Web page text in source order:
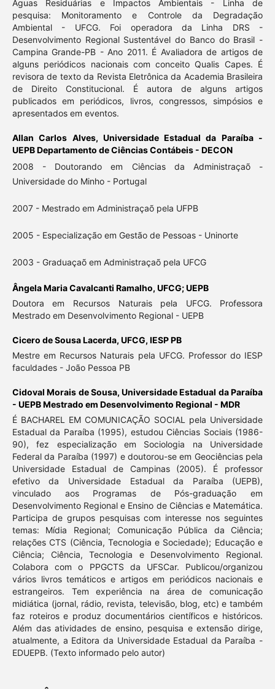
Águas Residuárias e Impactos Ambientais - Linha de
pesquisa: Monitoramento e Controle da Degradação
Ambiental - UFCG. Foi operadora da Linha DRS -
Desenvolvimento Regional Sustentável do Banco do Brasil -
Campina Grande-PB - Ano 2011. É Avaliadora de artigos de
alguns periódicos nacionais com conceito Qualis Capes. É
revisora de texto da Revista Eletrônica da Academia Brasileira
de Direito Constitucional. É autora de alguns artigos
publicados em periódicos, livros, congressos, simpósios e
apresentados em eventos.
Allan Carlos Alves, Universidade Estadual da Paraíba -
UEPB Departamento de Ciências Contábeis - DECON
2008 - Doutorando em Ciências da Administraçaõ -
Universidade do Minho - Portugal
2007 - Mestrado em Administraçaõ pela UFPB
2005 - Especialização em Gestão de Pessoas - Uninorte
2003 - Graduaçaõ em Administraçaõ pela UFCG
Ângela Maria Cavalcanti Ramalho, UFCG; UEPB
Doutora em Recursos Naturais pela UFCG. Professora
Mestrado em Desenvolvimento Regional - UEPB
Cicero de Sousa Lacerda, UFCG, IESP PB
Mestre em Recursos Naturais pela UFCG. Professor do IESP
faculdades - João Pessoa PB
Cidoval Morais de Sousa,Universidade Estadual da Paraíba
- UEPB Mestrado em Desenvolvimento Regional - MDR
É BACHAREL EM COMUNICAÇÃO SOCIAL pela Universidade
Estadual da Paraíba (1995), estudou Ciências Sociais (1986-
90), fez especialização em Sociologia na Universidade
Federal da Paraíba (1997) e doutorou-se em Geociências pela
Universidade Estadual de Campinas (2005). É professor
efetivo da Universidade Estadual da Paraíba (UEPB),
vinculado aos Programas de Pós-graduação em
Desenvolvimento Regional e Ensino de Ciências e Matemática.
Participa de grupos pesquisas com interesse nos seguintes
temas: Mídia Regional; Comunicação Pública da Ciência;
relações CTS (Ciência, Tecnologia e Sociedade); Educação e
Ciência; Ciência, Tecnologia e Desenvolvimento Regional.
Colabora com o PPGCTS da UFSCar. Publicou/organizou
vários livros temáticos e artigos em periódicos nacionais e
estrangeiros. Tem experiência na área de comunicação
midiática (jornal, rádio, revista, televisão, blog, etc) e também
faz roteiros e produz documentários científicos e históricos.
Além das atividades de ensino, pesquisa e extensão dirige,
atualmente, a Editora da Universidade Estadual da Paraíba -
EDUEPB. (Texto informado pelo autor)